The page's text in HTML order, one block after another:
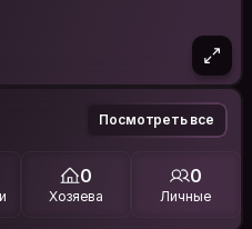
Посмотреть все
0
Хозяева
0
Личные